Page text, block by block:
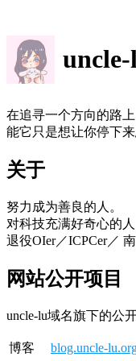
在追寻一个方向的路
能它只是想让你停下
关于
努力成为善良的人。
对科技充满好奇心的人
退役OIer／ICPCer／
网站公开项目
uncle-lu域名旗下的公
博客
blog.uncle-